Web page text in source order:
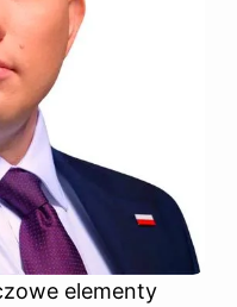
elementy